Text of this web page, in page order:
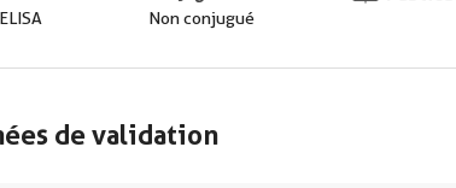
Non conjugué
de validation